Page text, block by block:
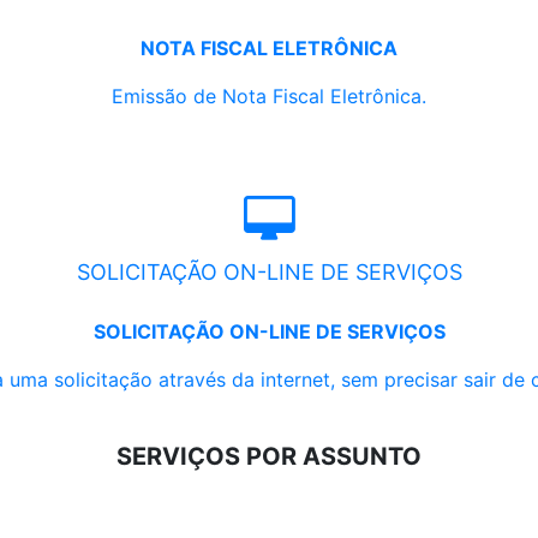
NOTA FISCAL ELETRÔNICA
Emissão de Nota Fiscal Eletrônica.
SOLICITAÇÃO ON-LINE DE SERVIÇOS
SOLICITAÇÃO ON-LINE DE SERVIÇOS
uma solicitação através da internet, sem precisar sair de
SERVIÇOS POR ASSUNTO